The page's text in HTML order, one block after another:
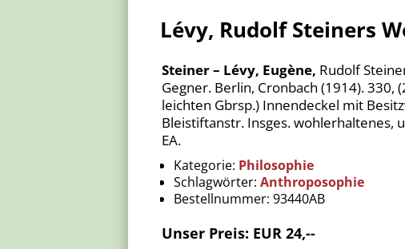
Lévy, Rudolf Steiners
Steiner – Lévy, Eugène, Rudolf
Gegner. Berlin, Cronbach (1914). 330,
leichten Gbrsp.) Innendeckel mit
Bleistiftanstr. Insges. wohlerhaltenes,
EA.
Kategorie: Philosophie
Schlagwörter: Anthroposophie
Bestellnummer: 93440AB
Unser Preis: EUR 24,--